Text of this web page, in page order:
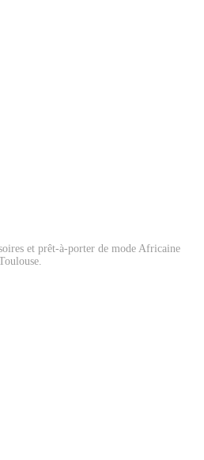
et prêt-à-porter de mode Africaine